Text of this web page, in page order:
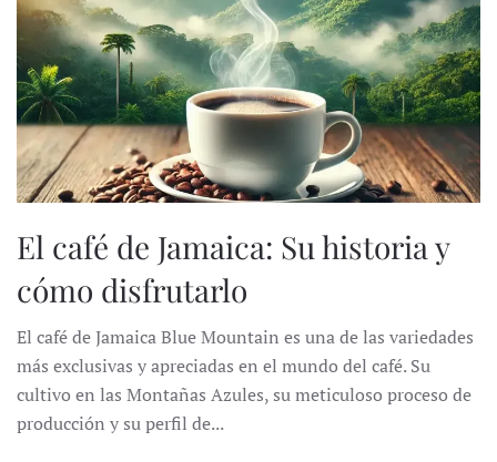
El café de Jamaica: Su historia y
cómo disfrutarlo
El café de Jamaica Blue Mountain es una de las variedades
más exclusivas y apreciadas en el mundo del café. Su
cultivo en las Montañas Azules, su meticuloso proceso de
producción y su perfil de...